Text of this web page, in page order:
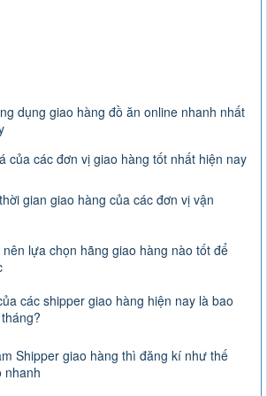
dụng giao hàng đồ ăn online nhanh nhất
của các đơn vị giao hàng tốt nhất hiện nay
gian giao hàng của các đơn vị vận
nên lựa chọn hãng giao hàng nào tốt để
các shipper giao hàng hiện nay là bao
Shipper giao hàng thì đăng kí như thế
nhanh